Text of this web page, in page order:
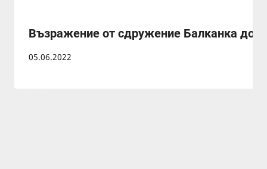
Възражение от сдружение Балканка до
05.06.2022